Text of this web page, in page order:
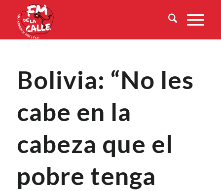
Bolivia: “No les
cabe en la
cabeza que el
pobre tenga